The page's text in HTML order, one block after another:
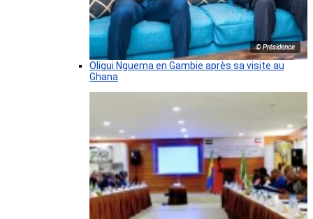
© Présidence
Oligui Nguema en Gambie après sa visite au
Ghana